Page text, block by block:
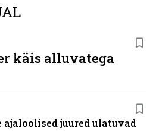
käis alluvatega
ajaloolised juured ulatuvad